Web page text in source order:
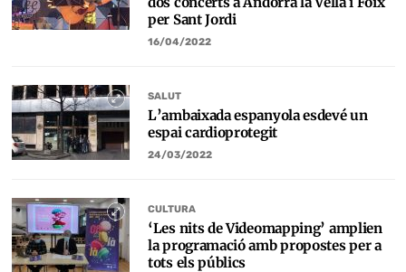
per Sant Jordi
16/04/2022
SALUT
L’ambaixada espanyola esdevé un
espai cardioprotegit
24/03/2022
CULTURA
‘Les nits de Videomapping’ amplien
la programació amb propostes per a
tots els públics